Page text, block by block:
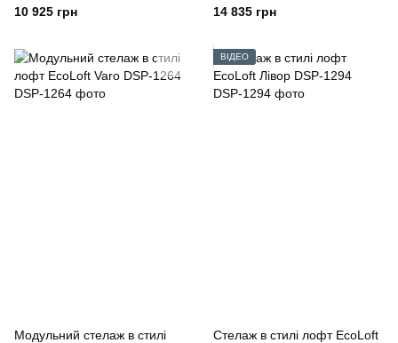
10 925 грн
1260
14 835 грн
Модульний стелаж в стилі
ВІДЕО
Стелаж в стилі лофт EcoLoft